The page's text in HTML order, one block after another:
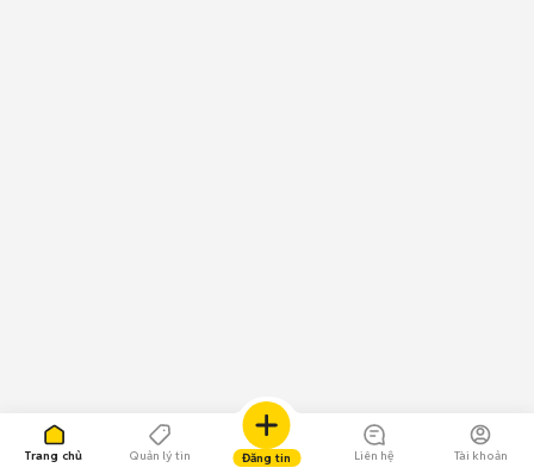
Trang chủ Quản lý tin Đăng tin Liên hệ Tài khoản